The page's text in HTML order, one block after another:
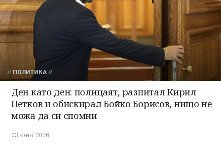
Успешно
излязохте от
профила си!
ПОЛИТИКА
Ден като ден: полицаят, разпитал Кирил
Петков и обискирал Бойко Борисов, нищо не
можа да си спомни
03 юни 2026